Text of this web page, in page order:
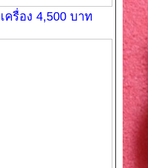
ครื่อง 4,500 บาท